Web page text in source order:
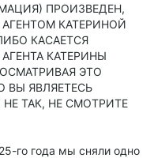
ПРОИЗВЕДЕН,
КАТЕРИНОЙ
КАСАЕТСЯ
КАТЕРИНЫ
ЭТО
ВЫ ЯВЛЯЕТЕСЬ
ТАК, НЕ СМОТРИТЕ
го года мы сняли одно